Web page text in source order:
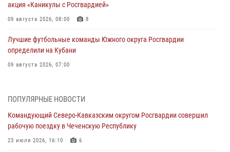
акция «Каникулы с Росгвардией»
09 августа 2026, 08:00 8
Лучшие футбольные команды Южного округа Росгвардии
определили на Кубани
09 августа 2026, 07:00
(видео)
Росгвардейцы провели занятие по стрелковой подготовке для
воспитанников Центра детского, юношеского туризма и
ПОПУЛЯРНЫЕ НОВОСТИ
Командующий Северо-Кавказским округом Росгвардии совершил
рабочую поездку в Чеченскую Республику
23 июля 2026, 16:10 6